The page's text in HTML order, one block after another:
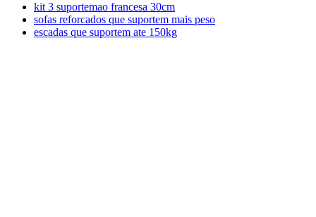
kit 3 suportemao francesa 30cm
sofas reforcados que suportem mais peso
escadas que suportem ate 150kg